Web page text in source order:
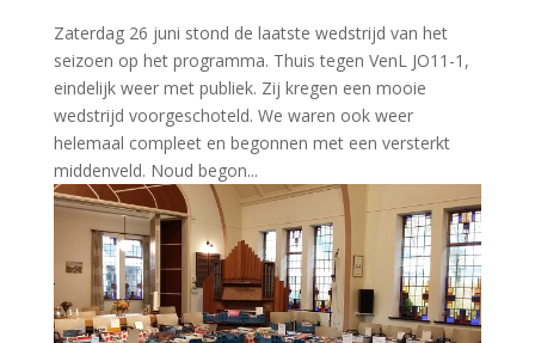
Zaterdag 26 juni stond de laatste wedstrijd van het
seizoen op het programma. Thuis tegen VenL JO11-1,
eindelijk weer met publiek. Zij kregen een mooie
wedstrijd voorgeschoteld. We waren ook weer
helemaal compleet en begonnen met een versterkt
middenveld. Noud begon...